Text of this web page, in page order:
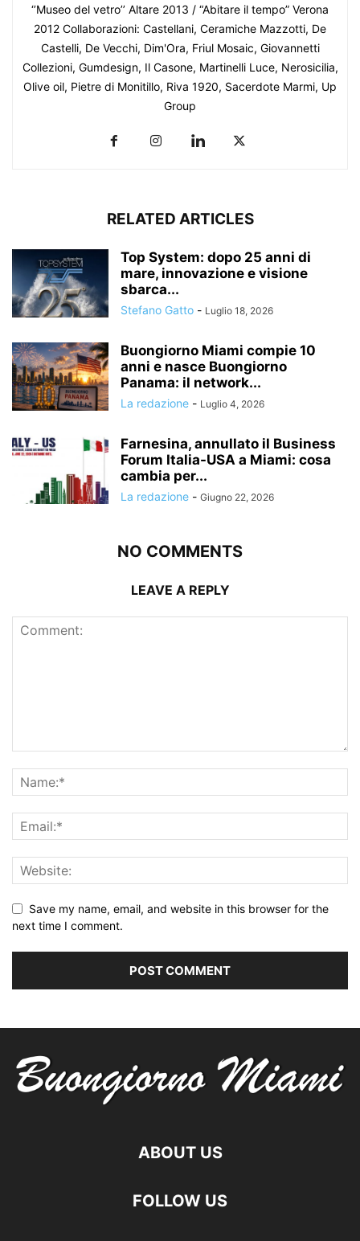
‘’Museo del vetro’’ Altare 2013 / “Abitare il tempo” Verona
2012 Collaborazioni: Castellani, Ceramiche Mazzotti, De
Castelli, De Vecchi, Dim'Ora, Friul Mosaic, Giovannetti
Collezioni, Gumdesign, Il Casone, Martinelli Luce, Nerosicilia,
Olive oil, Pietre di Monitillo, Riva 1920, Sacerdote Marmi, Up
Group
RELATED ARTICLES
Top System: dopo 25 anni di
mare, innovazione e visione
sbarca...
Stefano Gatto - Luglio 18, 2026
Buongiorno Miami compie 10
anni e nasce Buongiorno
Panama: il network...
La redazione - Luglio 4, 2026
Farnesina, annullato il Business
Forum Italia-USA a Miami: cosa
cambia per...
La redazione - Giugno 22, 2026
NO COMMENTS
LEAVE A REPLY
Save my name, email, and website in this browser for the
next time I comment.
ABOUT US
FOLLOW US